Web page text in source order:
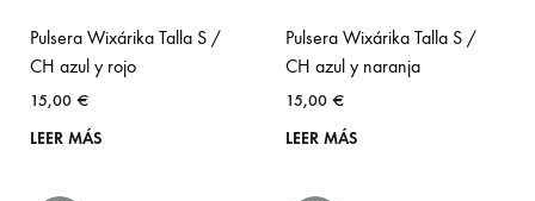
Pulsera Wixárika Talla S /
CH azul y rojo
15,00 €
LEER MÁS
Pulsera Wixárika Talla S /
CH azul y naranja
15,00 €
LEER MÁS